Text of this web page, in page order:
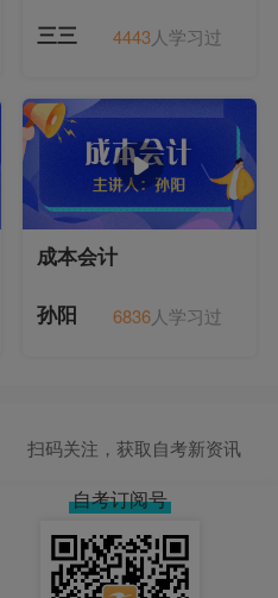
三三 4443人学习过
成本会计
孙阳 6836人学习过
扫码关注，获取自考新资讯
自考订阅号